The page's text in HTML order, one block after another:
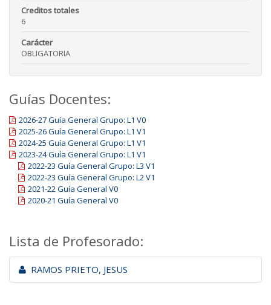
Creditos totales
6
Carácter
OBLIGATORIA
Guías Docentes:
2026-27 Guía General Grupo: L1 V0
2025-26 Guía General Grupo: L1 V1
2024-25 Guía General Grupo: L1 V1
2023-24 Guía General Grupo: L1 V1
2022-23 Guía General Grupo: L3 V1
2022-23 Guía General Grupo: L2 V1
2021-22 Guía General V0
2020-21 Guía General V0
Lista de Profesorado:
RAMOS PRIETO, JESUS